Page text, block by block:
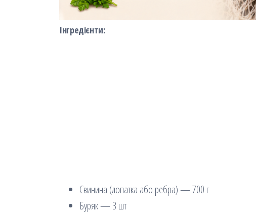
Інгредієнти:
Свинина (лопатка або ребра) — 700 г
Буряк — 3 шт